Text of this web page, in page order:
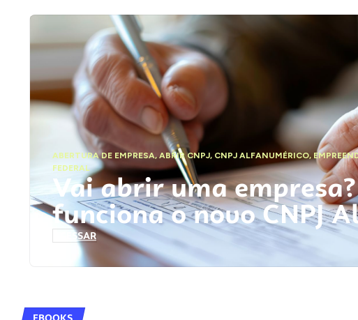
ABERTURA DE EMPRESA,ABRIR CNPJ, CNPJ ALFANUMÉRICO,
FEDERAL
Vai abrir uma
funciona o novo CNPJ
ACESSAR